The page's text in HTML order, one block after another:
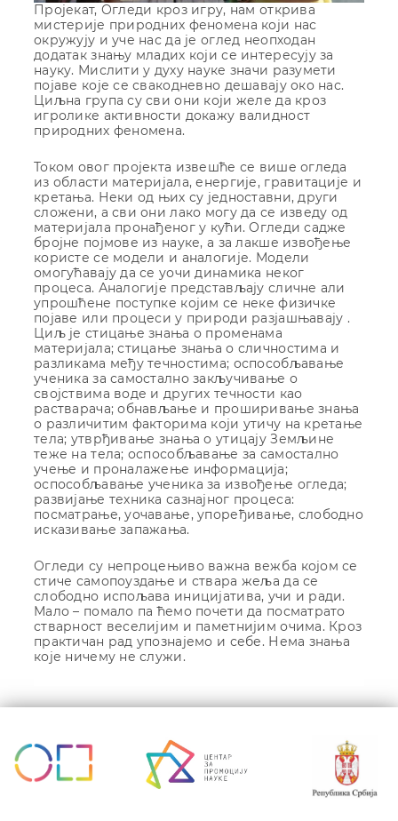
Пројекат, Огледи кроз игру, нам открива
мистерије природних феномена који нас
окружују и уче нас да је оглед неопходан
додатак знању младих који се интересују за
науку. Мислити у духу науке значи разумети
појаве које се свакодневно дешавају око нас.
Циљна група су сви они који желе да кроз
игролике активности докажу валидност
природних феномена.
Током овог пројекта извешће се више огледа
из области материјала, енергије, гравитације и
кретања. Неки од њих су једноставни, други
сложени, а сви они лако могу да се изведу од
материјала пронађеног у кући. Огледи садже
бројне појмове из науке, а за лакше извођење
користе се модели и аналогије. Модели
омогућавају да се уочи динамика неког
процеса. Аналогије представљају сличне али
упрошћене поступке којим се неке физичке
појаве или процеси у природи разјашњавају .
Циљ је стицање знања о променама
материјала; стицање знања о сличностима и
разликама међу течностима; оспособљавање
ученика за самостално закључивање о
својствима воде и других течности као
растварача; обнављање и проширивање знања
о различитим факторима који утичу на кретање
тела; утврђивање знања о утицају Земљине
теже на тела; оспособљавање за самостално
учење и проналажење информација;
оспособљавање ученика за извођење огледа;
развијање техника сазнајног процеса:
посматрање, уочавање, упоређивање, слободно
исказивање запажања.
Огледи су непроцењиво важна вежба којом се
стиче самопоуздање и ствара жеља да се
слободно испољава иницијатива, учи и ради.
Мало – помало па ћемо почети да посматрато
стварност веселијим и паметнијим очима. Кроз
практичан рад упознајемо и себе. Нема знања
које ничему не служи.
Кретање